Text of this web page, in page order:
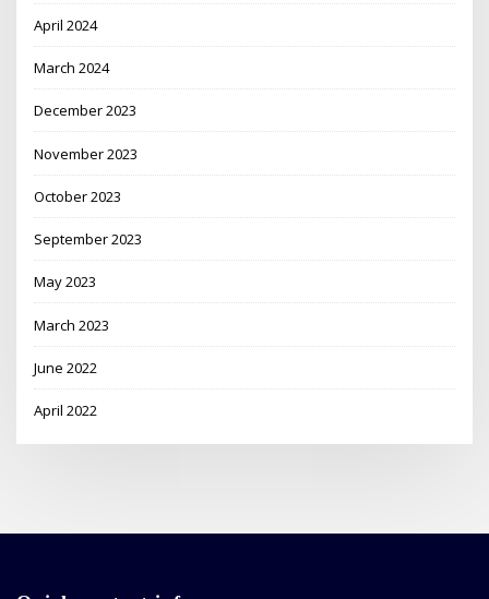
April 2024
March 2024
December 2023
November 2023
October 2023
September 2023
May 2023
March 2023
June 2022
April 2022